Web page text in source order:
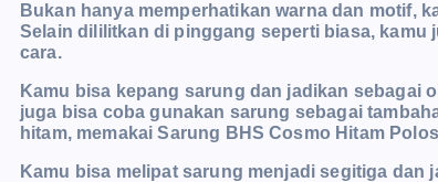
Bukan hanya memperhatikan warna dan motif,
Selain dililitkan di pinggang seperti biasa,
cara.
Kamu bisa kepang sarung dan jadikan sebagai
juga bisa coba gunakan sarung sebagai
hitam, memakai Sarung BHS Cosmo Hitam
Kamu bisa melipat sarung menjadi segitiga